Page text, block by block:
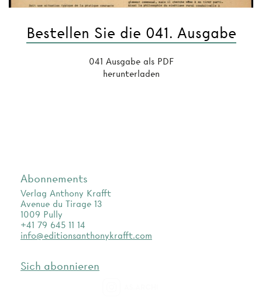
Bestellen Sie die 041. Ausgabe
041 Ausgabe als PDF
herunterladen
Abonnements
Verlag Anthony Krafft
Avenue du Tirage 13
1009 Pully
+41 79 645 11 14
info@editionsanthonykrafft.com
Sich abonnieren